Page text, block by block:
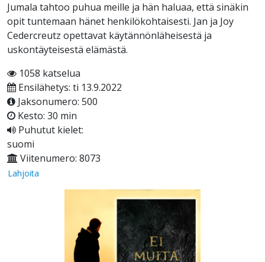
Jumala tahtoo puhua meille ja hän haluaa, että sinäkin
opit tuntemaan hänet henkilökohtaisesti. Jan ja Joy
Cedercreutz opettavat käytännönläheisestä ja
uskontäyteisestä elämästä.
1058 katselua
Ensilähetys: ti 13.9.2022
Jaksonumero: 500
Kesto: 30 min
Puhutut kielet:
suomi
Viitenumero: 8073
Lahjoita